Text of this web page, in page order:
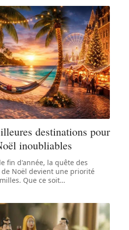
destinations pour
inoubliables
fin d'année, la quête des
Noël devient une priorité
Que ce soit…